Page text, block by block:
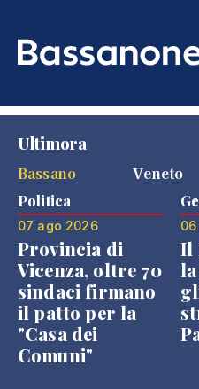
Ultimora
Bassano
Veneto
Politica
07 ago 2026
Provincia di
Vicenza, oltre 70
sindaci firmano
il patto per la
"Casa dei
Comuni"
Il